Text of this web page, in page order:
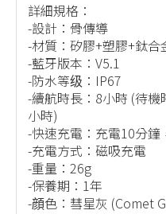
詳細規格：
-設計：骨傳導
-材質：矽膠+塑膠+鈦合
-藍牙版本：V5.1
-防水等级：IP67
-續航時長：8小時 (待
小時)
-快速充電：充電10分鐘
-充電方式：磁吸充電
-重量：26g
-保養期：1年
-顔色：彗星灰 (Comet